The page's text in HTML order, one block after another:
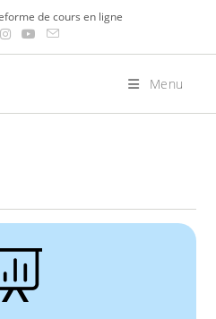
de cours en ligne
Menu